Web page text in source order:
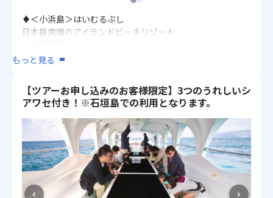
・ベイウィング 部屋指定なし（洋室/43.2㎡/2・3名1室）
・2シングル クラブインターコンチネンタル オーシャンビ
自然と伝統が融合した開放的なリゾート
［利用客室］
室/37～44㎡/2・3名1室）
・オーシャンズウィングロフト付きファミリールーム（洋
室/37～44㎡＋ロフト/4～6名1室）
※ロフトは梯子昇降となり、お布団をご用意いたします。
・オーシャンズウィングオーシャンビュールーム3階以上
（洋室/37～44㎡/2・3名1室）
♦＜小浜島＞はいむるぶし
日本最南端のアイランドビーチリゾート
・ガーデンテラス・プレミアム（洋室/47㎡/2～4名1室）
室）
♦＜西表島＞西表島ジャングルホテルパイヌマヤ
世界自然遺産の島で壮大な自然を体感
※使い捨てアメニティのご用意はありません。
［利用客室］
・スタンダードルーム（洋室/28㎡/2～4名1室）
♦アートホテル石垣島
もっと見る
【ツアーお申し込みのお客様限定】3つのうれしいシ
アワセ付き！※石垣島での利用となります。